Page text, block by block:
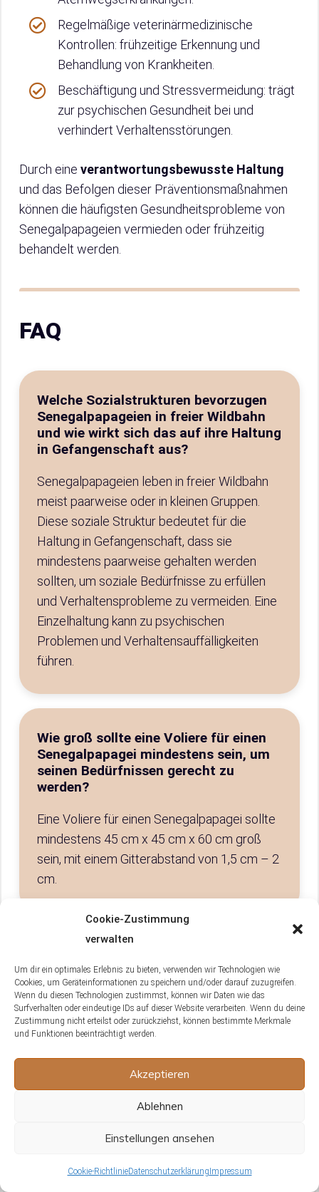
Cookie-Zustimmung
verwalten
Um dir ein optimales Erlebnis zu bieten, verwenden wir Technologien wie
Cookies, um Geräteinformationen zu speichern und/oder darauf zuzugreifen.
Wenn du diesen Technologien zustimmst, können wir Daten wie das
Surfverhalten oder eindeutige IDs auf dieser Website verarbeiten. Wenn du deine
Zustimmung nicht erteilst oder zurückziehst, können bestimmte Merkmale
und Funktionen beeinträchtigt werden.
Akzeptieren
Ablehnen
Einstellungen ansehen
Cookie-RichtlinieDatenschutzerklärung Impressum
Regelmäßige veterinärmedizinische
Kontrollen: frühzeitige Erkennung und
Behandlung von Krankheiten.
Beschäftigung und Stressvermeidung: trägt
zur psychischen Gesundheit bei und
verhindert Verhaltensstörungen.
Durch eine verantwortungsbewusste Haltung
und das Befolgen dieser Präventionsmaßnahmen
können die häufigsten Gesundheitsprobleme von
Senegalpapageien vermieden oder frühzeitig
behandelt werden.
FAQ
Welche Sozialstrukturen bevorzugen
Senegalpapageien in freier Wildbahn
und wie wirkt sich das auf ihre Haltung
in Gefangenschaft aus?
Senegalpapageien leben in freier Wildbahn
meist paarweise oder in kleinen Gruppen.
Diese soziale Struktur bedeutet für die
Haltung in Gefangenschaft, dass sie
mindestens paarweise gehalten werden
sollten, um soziale Bedürfnisse zu erfüllen
und Verhaltensprobleme zu vermeiden. Eine
Einzelhaltung kann zu psychischen
Problemen und Verhaltensauffälligkeiten
führen.
Wie groß sollte eine Voliere für einen
Senegalpapagei mindestens sein, um
seinen Bedürfnissen gerecht zu
werden?
Eine Voliere für einen Senegalpapagei sollte
mindestens 45 cm x 45 cm x 60 cm groß
sein, mit einem Gitterabstand von 1,5 cm – 2
cm.
sind für eine ausgewogene Ernährung
eines Senegalpapageis in Heimhaltung
unerlässlich?
Für eine ausgewogene Ernährung eines
Senegalpapageis sind frisches Obst und
Gemüse, Samen, Nüsse und hochwertige
Nährstoffe zu liefern.